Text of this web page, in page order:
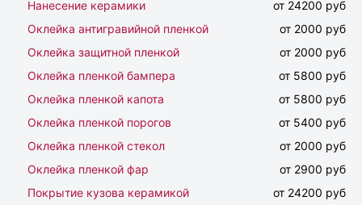
Нанесение керамики
от 24200 руб
Оклейка антигравийной пленкой
от 2000 руб
Оклейка защитной пленкой
от 2000 руб
Оклейка пленкой бампера
от 5800 руб
Оклейка пленкой капота
от 5800 руб
Оклейка пленкой порогов
от 5400 руб
Оклейка пленкой стекол
от 2000 руб
Оклейка пленкой фар
от 2900 руб
Покрытие кузова керамикой
от 24200 руб